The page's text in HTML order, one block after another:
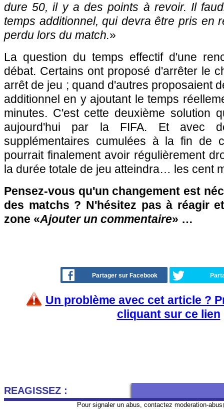
dure 50, il y a des points à revoir. Il
temps additionnel, qui devra être pris en
perdu lors du match.»
La question du temps effectif d'une
débat. Certains ont proposé d'arrêter le
arrêt de jeu ; quand d'autres proposaient
additionnel en y ajoutant le temps
minutes. C'est cette deuxième solution
aujourd'hui par la FIFA. Et avec
supplémentaires cumulées à la fin de
pourrait finalement avoir régulièrement
la durée totale de jeu atteindra… les cent
Pensez-vous qu'un changement est
des matchs ? N'hésitez pas à réagir
zone «Ajouter un commentaire» …
Partager sur Facebook
Un problème avec cet article ?
cliquant sur ce lien
REAGISSEZ :
Pour signaler un abus, contactez moderation-